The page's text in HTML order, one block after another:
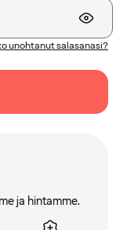
unohtanut salasanasi?
ja hintamme.